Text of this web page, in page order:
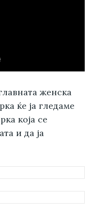
женска
ќе ја гледаме
која се
и да ја